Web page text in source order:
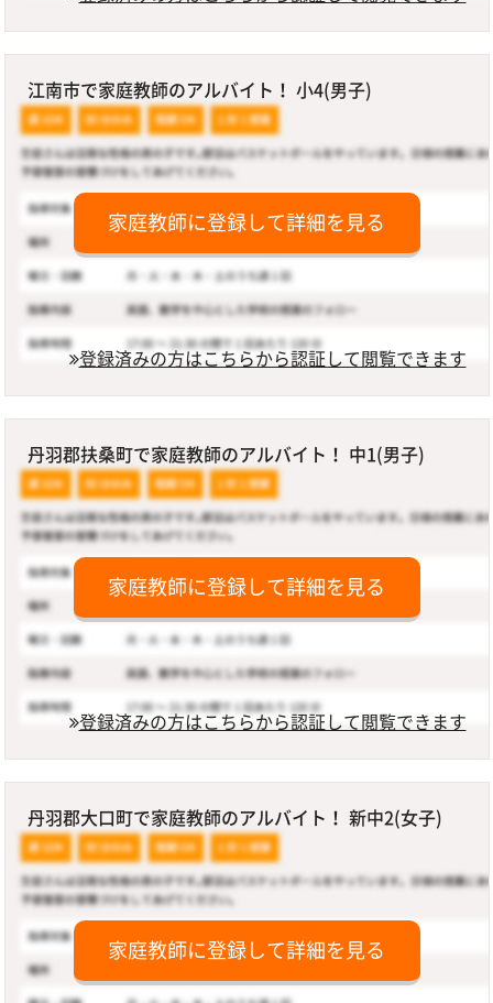
江南市で家庭教師のアルバイト！ 小4(男子)
家庭教師に登録して詳細を見る
登録済みの方はこちらから認証して閲覧できます
丹羽郡扶桑町で家庭教師のアルバイト！ 中1(男子)
家庭教師に登録して詳細を見る
登録済みの方はこちらから認証して閲覧できます
丹羽郡大口町で家庭教師のアルバイト！ 新中2(女子)
家庭教師に登録して詳細を見る